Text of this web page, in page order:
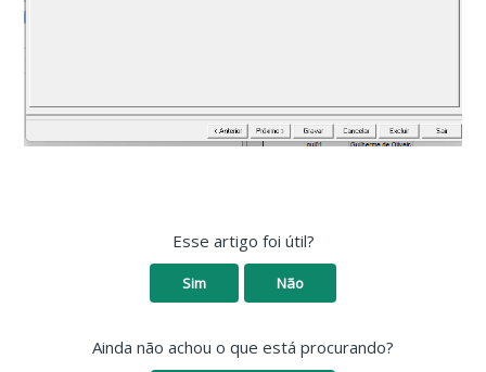
Esse artigo foi útil?
Sim Não
Ainda não achou o que está procurando?